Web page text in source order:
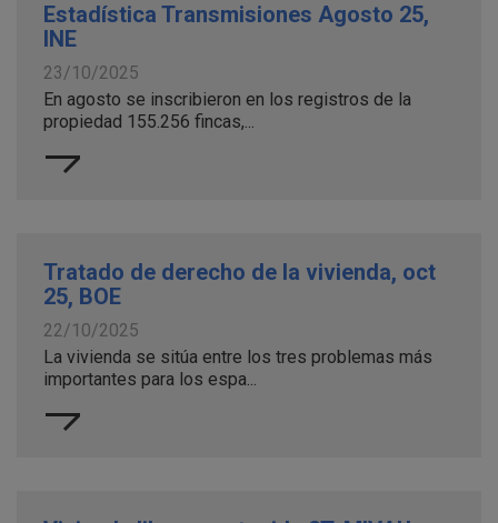
Estadística Transmisiones Agosto 25,
INE
23/10/2025
En agosto se inscribieron en los registros de la
propiedad 155.256 fincas,...
Tratado de derecho de la vivienda, oct
25, BOE
22/10/2025
La vivienda se sitúa entre los tres problemas más
importantes para los espa...